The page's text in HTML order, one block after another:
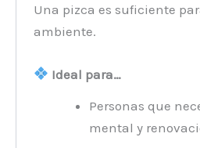
Una pizca es suficiente
ambiente.
Ideal para…
Personas que
mental y